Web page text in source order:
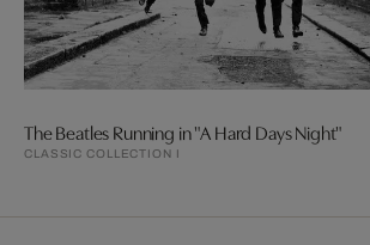
The Beatles Running in "A Hard Days Night"
CLASSIC COLLECTION I